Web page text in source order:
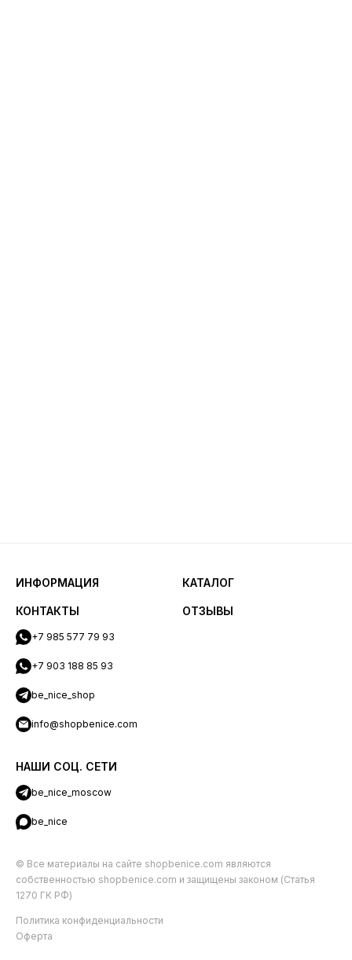
ИНФОРМАЦИЯ КАТАЛОГ
КОНТАКТЫ
+7 985 577 79 93
+7 903 188 85 93
be_nice_shop
info@shopbenice.com
НАШИ СОЦ. СЕТИ
be_nice_moscow
be_nice
ОТЗЫВЫ
© Все материалы на сайте shopbenice.com являются
собственностью shopbenice.com и защищены законом (Статья
1270 ГК РФ)
Политика конфиденциальности
Оферта